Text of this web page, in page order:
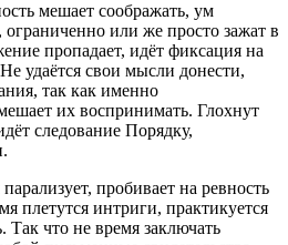
мешает соображать, ум
ограниченно или же просто зажат в
пропадает, идёт фиксация на
удаётся свои мысли донести,
так как именно
их воспринимать. Глохнут
следование Порядку,
пробивает на ревность
плетутся интриги, практикуется
Так что не время заключать